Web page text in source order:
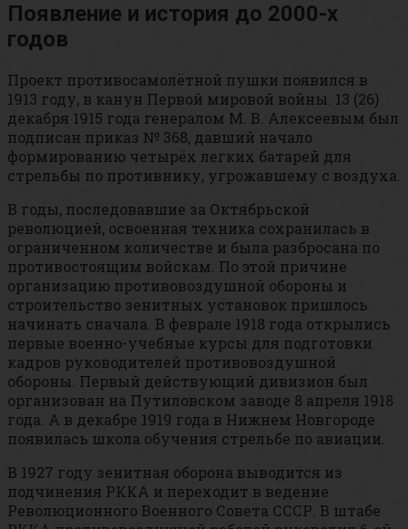
Появление и история до 2000-х
годов
Проект противосамолётной пушки появился в
1913 году, в канун Первой мировой войны. 13 (26)
декабря 1915 года генералом М. В. Алексеевым был
подписан приказ № 368, давший начало
формированию четырёх легких батарей для
стрельбы по противнику, угрожавшему с воздуха.
В годы, последовавшие за Октябрьской
революцией, освоенная техника сохранилась в
ограниченном количестве и была разбросана по
противостоящим войскам. По этой причине
организацию противовоздушной обороны и
строительство зенитных установок пришлось
начинать сначала. В феврале 1918 года открылись
первые военно-учебные курсы для подготовки
кадров руководителей противовоздушной
обороны. Первый действующий дивизион был
организован на Путиловском заводе 8 апреля 1918
года. А в декабре 1919 года в Нижнем Новгороде
появилась школа обучения стрельбе по авиации.
В 1927 году зенитная оборона выводится из
подчинения РККА и переходит в ведение
Революционного Военного Совета СССР. В штабе